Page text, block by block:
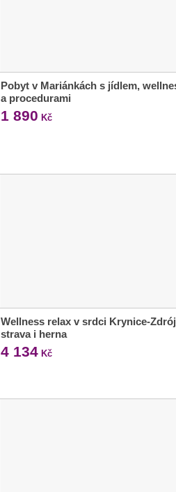
Pobyt v Mariánkách s jídlem,
a procedurami
1 890 Kč
Wellness relax v srdci Krynice-
strava i herna
4 134Kč